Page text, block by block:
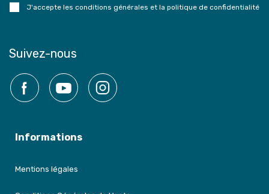
J'accepte les conditions générales et la politique de confidentialité
Suivez-nous
Facebook YouTube
Informations
Mentions légales